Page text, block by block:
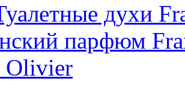
духи
парфюм
Olivier